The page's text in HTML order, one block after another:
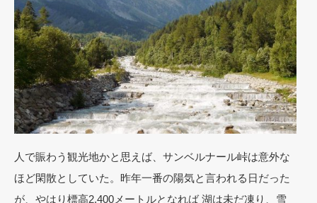
人で賑わう観光地かと思えば、サンベルナール峠は意外な
ほど閑散としていた。昨年一番の陽気と言われる日だった
が、やはり標高2,400メートルとなれば 湖は未だ凍り、雪